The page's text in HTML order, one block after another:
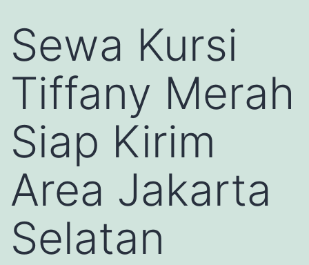
Sewa Kursi
Tiffany Merah
Siap Kirim
Area Jakarta
Selatan